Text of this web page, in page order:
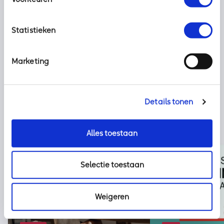
Statistieken
Marketing
Details tonen
Alles toestaan
Selectie toestaan
Weigeren
Deel dit bericht met uw netwerk: